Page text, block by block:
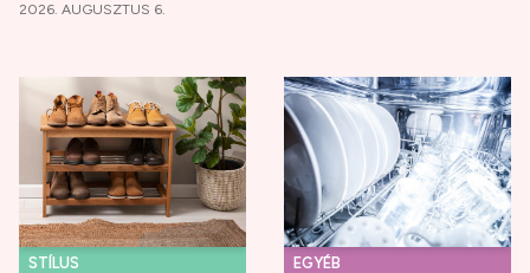
2026. AUGUSZTUS 6.
STÍLUS EGYÉB